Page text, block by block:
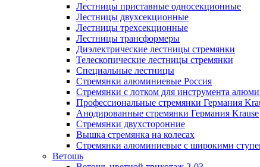
Лестницы приставные односекционные
Лестницы двухсекционные
Лестницы трехсекционные
Лестницы трансформеры
Диэлектрические лестницы стремянки
Телескопические лестницы стремянки
Специальные лестницы
Стремянки алюминиевые Россия
Стремянки c лотком для инструмента
Профессиональные стремянки Германия
Анодированные стремянки Германия Krause
Стремянки двухсторонние
Вышка стремянка на колесах
Стремянки алюминиевые c широкими
Ветошь